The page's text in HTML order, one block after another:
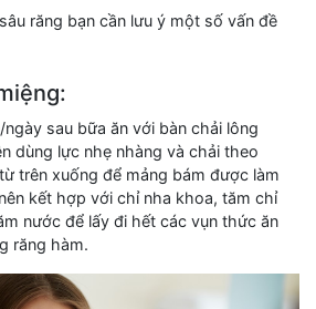
răng bạn cần lưu ý một số vấn đề
sau bữa ăn với bàn chải lông
dùng lực nhẹ nhàng và chải theo
trên xuống để mảng bám được làm
kết hợp với chỉ nha khoa, tăm chỉ
nước để lấy đi hết các vụn thức ăn
răng hàm.